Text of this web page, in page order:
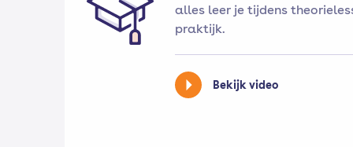
alles leer je tijdens
praktijk.
Bekijk video